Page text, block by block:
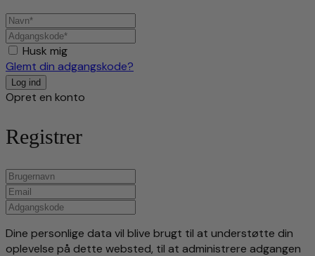
Husk mig
Glemt din adgangskode?
Opret en konto
Registrer
Dine personlige data vil blive brugt til at understøtte din
oplevelse på dette websted, til at administrere adgangen